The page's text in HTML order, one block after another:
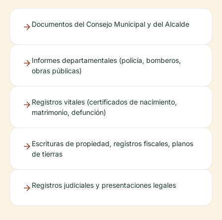
Documentos del Consejo Municipal y del Alcalde
Informes departamentales (policía, bomberos,
obras públicas)
Registros vitales (certificados de nacimiento,
matrimonio, defunción)
Escrituras de propiedad, registros fiscales, planos
de tierras
Registros judiciales y presentaciones legales